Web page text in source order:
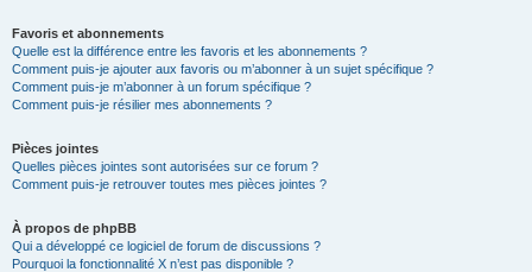
Favoris et abonnements
Quelle est la différence entre les favoris et les abonnements ?
Comment puis-je ajouter aux favoris ou m’abonner à un sujet spécifique ?
Comment puis-je m’abonner à un forum spécifique ?
Comment puis-je résilier mes abonnements ?
Pièces jointes
Quelles pièces jointes sont autorisées sur ce forum ?
Comment puis-je retrouver toutes mes pièces jointes ?
À propos de phpBB
Qui a développé ce logiciel de forum de discussions ?
Pourquoi la fonctionnalité X n’est pas disponible ?